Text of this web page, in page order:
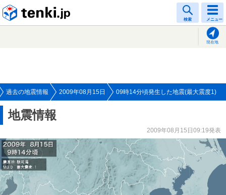
検索 メニュー
現在地
過去の地震情報 2009年08月15日 09時14分頃発生した地震(最大震度1)
地震情報
2009年08月15日09:19発表